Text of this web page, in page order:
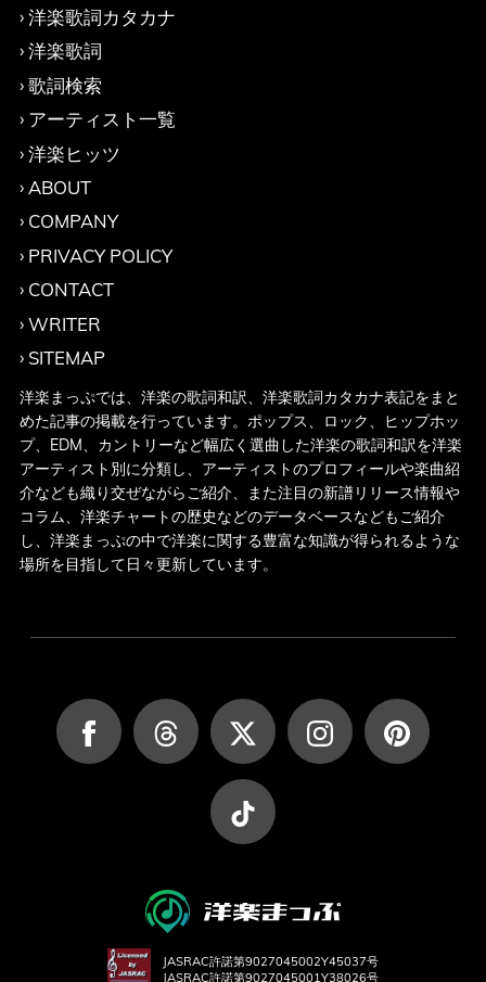
洋楽歌詞カタカナ
洋楽歌詞
歌詞検索
アーティスト一覧
洋楽ヒッツ
ABOUT
COMPANY
PRIVACY POLICY
CONTACT
WRITER
SITEMAP
洋楽まっぷでは、洋楽の歌詞和訳、洋楽歌詞カタカナ表記をまと
めた記事の掲載を行っています。ポップス、ロック、ヒップホッ
プ、EDM、カントリーなど幅広く選曲した洋楽の歌詞和訳を洋楽
アーティスト別に分類し、アーティストのプロフィールや楽曲紹
介なども織り交ぜながらご紹介、また注目の新譜リリース情報や
コラム、洋楽チャートの歴史などのデータベースなどもご紹介
し、洋楽まっぷの中で洋楽に関する豊富な知識が得られるような
場所を目指して日々更新しています。
JASRAC許諾第9027045002Y45037号
JASRAC許諾第9027045001Y38026号